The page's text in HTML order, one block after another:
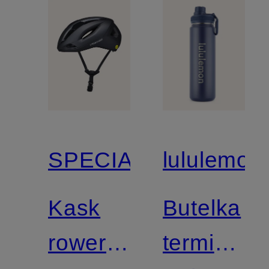
SPECIALIZED
Kask
rowerowy
lululemon
Butelka
termiczna